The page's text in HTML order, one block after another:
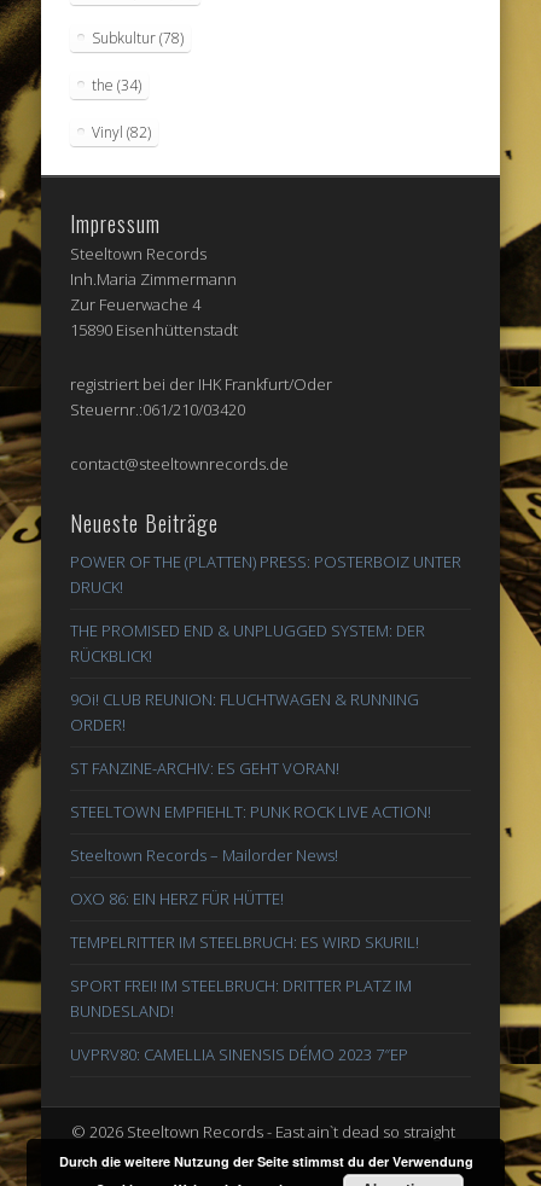
Subkultur(78)
the (34)
Vinyl (82)
Impressum
Steeltown Records
Inh.Maria Zimmermann
Zur Feuerwache 4
15890 Eisenhüttenstadt
registriert bei der IHK Frankfurt/Oder
Steuernr.:061/210/03420
contact@steeltownrecords.de
Neueste Beiträge
POWER OF THE (PLATTEN) PRESS: POSTERBOIZ UNTER
DRUCK!
THE PROMISED END & UNPLUGGED SYSTEM: DER
RÜCKBLICK!
9Oi! CLUB REUNION: FLUCHTWAGEN & RUNNING
ORDER!
ST FANZINE-ARCHIV: ES GEHT VORAN!
STEELTOWN EMPFIEHLT: PUNK ROCK LIVE ACTION!
Steeltown Records – Mailorder News!
OXO 86: EIN HERZ FÜR HÜTTE!
TEMPELRITTER IM STEELBRUCH: ES WIRD SKURIL!
SPORT FREI! IM STEELBRUCH: DRITTER PLATZ IM
BUNDESLAND!
UVPRV80: CAMELLIA SINENSIS DÉMO 2023 7″EP
© 2026 Steeltown Records - East ain`t dead so straight
ahead
Durch die weitere Nutzung der Seite stimmst du der Verwendung